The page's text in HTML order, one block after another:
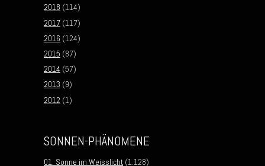
2018 (114)
2017 (117)
2016 (124)
2015 (87)
2014 (57)
2013 (9)
2012 (1)
SONNEN-PHÄNOMENE
01. Sonne im Weisslicht (1.128)